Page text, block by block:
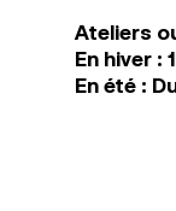
Ateliers
En hiver :
En été :